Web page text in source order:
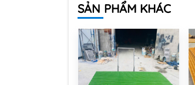
SẢN PHẨM KHÁC